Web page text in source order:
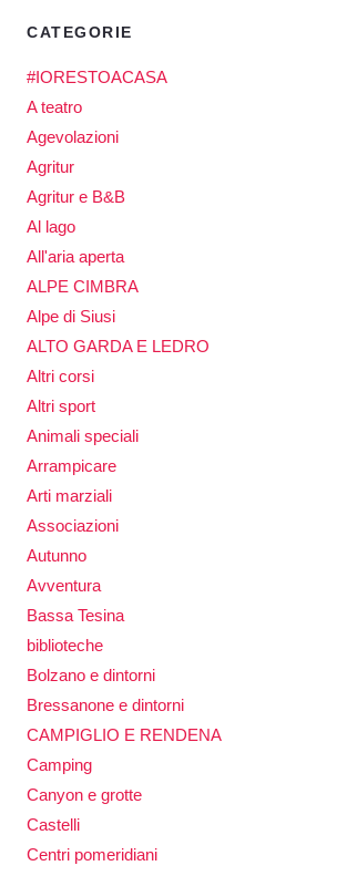
CATEGORIE
#IORESTOACASA
A teatro
Agevolazioni
Agritur
Agritur e B&B
Al lago
All'aria aperta
ALPE CIMBRA
Alpe di Siusi
ALTO GARDA E LEDRO
Altri corsi
Altri sport
Animali speciali
Arrampicare
Arti marziali
Associazioni
Autunno
Avventura
Bassa Tesina
biblioteche
Bolzano e dintorni
Bressanone e dintorni
CAMPIGLIO E RENDENA
Camping
Canyon e grotte
Castelli
Centri pomeridiani